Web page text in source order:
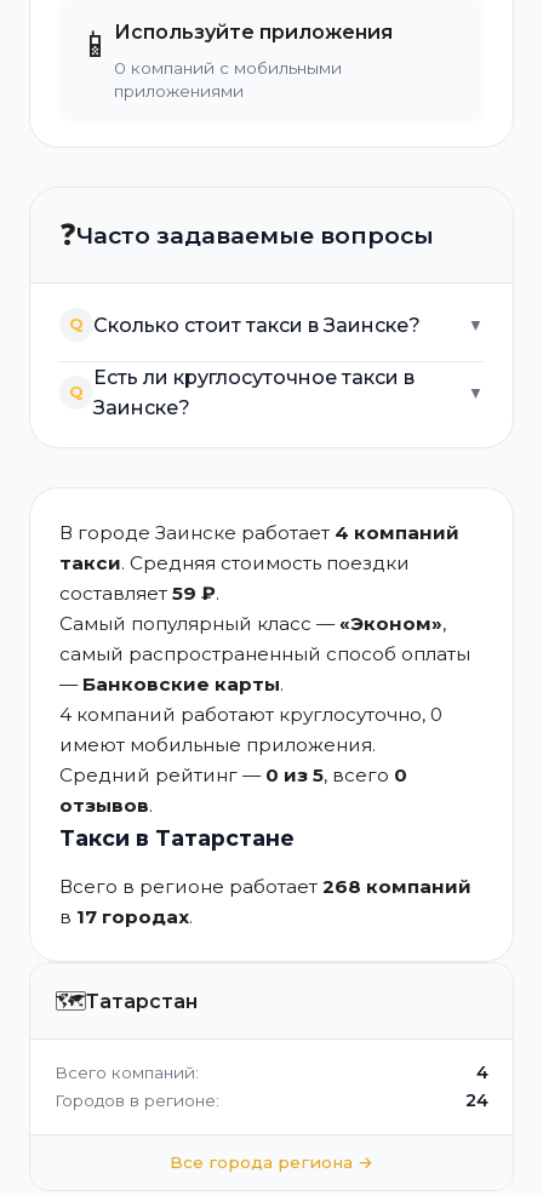
📱 Используйте приложения
0 компаний с мобильными
приложениями
❓Часто задаваемые вопросы
Q Сколько стоит такси в Заинске? ▼
Q
Есть ли круглосуточное такси в
Заинске?
▼
В городе Заинске работает 4 компаний
такси. Средняя стоимость поездки
составляет 59 ₽.
Самый популярный класс —«Эконом»,
самый распространенный способ оплаты
— Банковские карты.
4 компаний работают круглосуточно, 0
имеют мобильные приложения.
Средний рейтинг — 0 из 5, всего 0
отзывов.
Такси в Татарстане
Всего в регионе работает 268 компаний
в 17 городах.
🗺️Татарстан
Всего компаний: 4
Городов в регионе: 24
Все города региона →